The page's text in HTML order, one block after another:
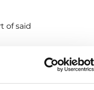
of said